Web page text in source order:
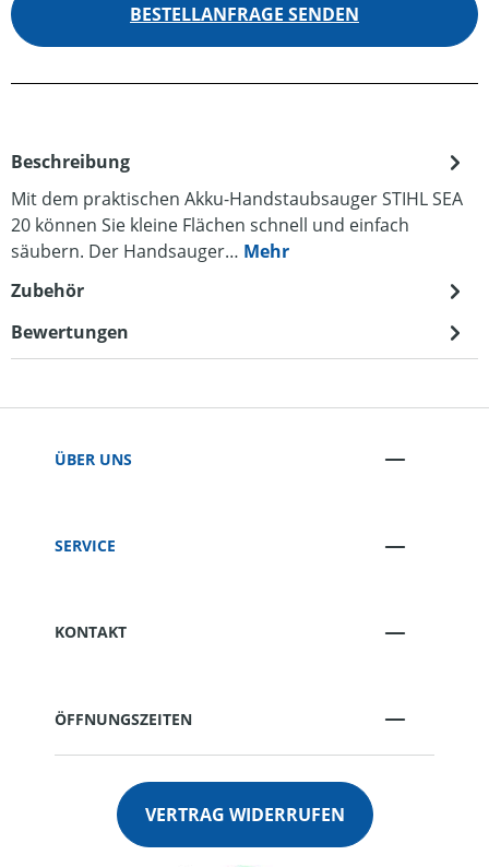
BESTELLANFRAGE SENDEN
Beschreibung
Mit dem praktischen Akku-Handstaubsauger STIHL SEA
20 können Sie kleine Flächen schnell und einfach
säubern. Der Handsauger… Mehr
Zubehör
Bewertungen
ÜBER UNS
SERVICE
KONTAKT
ÖFFNUNGSZEITEN
VERTRAG WIDERRUFEN